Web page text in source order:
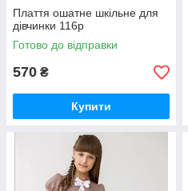
Плаття ошатне шкільне для
дівчинки 116р
Готово до відправки
570 ₴
Купити